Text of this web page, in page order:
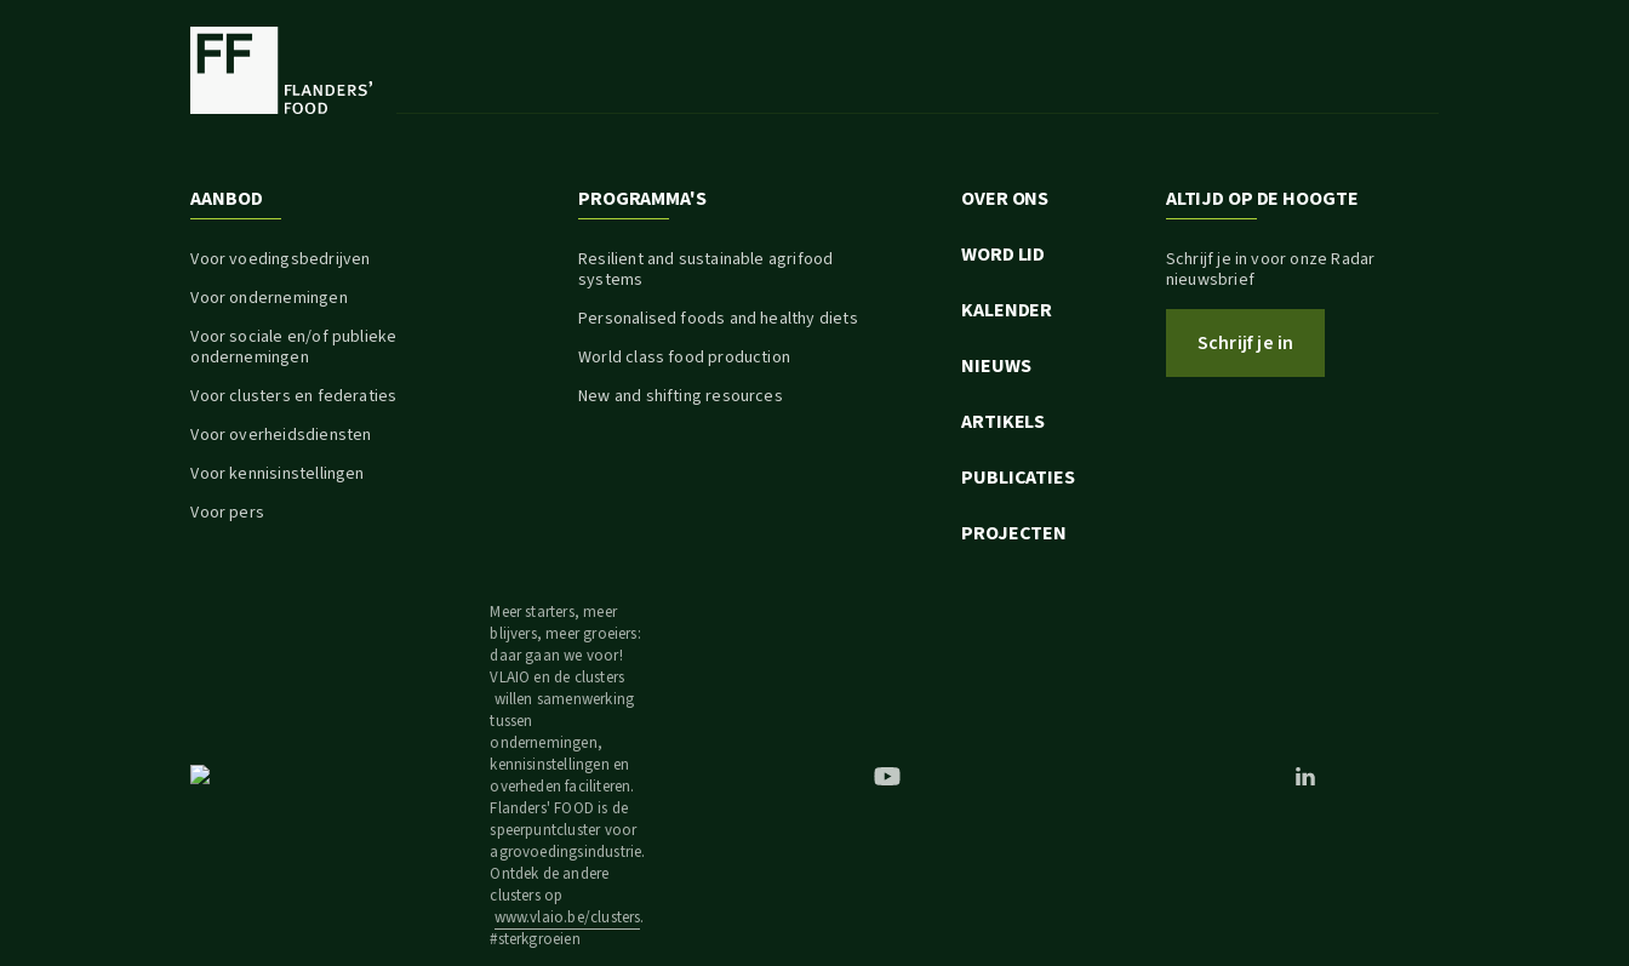
AANBOD
Voor voedingsbedrijven
Voor ondernemingen
Voor sociale en/of publieke
ondernemingen
Voor clusters en federaties
Voor overheidsdiensten
Voor kennisinstellingen
Voor pers
PROGRAMMA'S
Resilient and sustainable agrifood
systems
Personalised foods and healthy diets
World class food production
New and shifting resources
OVER ONS
WORD LID
KALENDER
NIEUWS
ARTIKELS
PUBLICATIES
PROJECTEN
ALTIJD OP DE HOOGTE
Schrijf je in voor onze Radar
nieuwsbrief
Schrijf je in
Meer starters, meer
blijvers, meer groeiers:
daar gaan we voor!
VLAIO en de clusters
willen samenwerking
tussen
ondernemingen,
kennisinstellingen en
overheden faciliteren.
Flanders' FOOD is de
speerpuntcluster voor
agrovoedingsindustrie.
Ontdek de andere
clusters op
www.vlaio.be/clusters.
#sterkgroeien